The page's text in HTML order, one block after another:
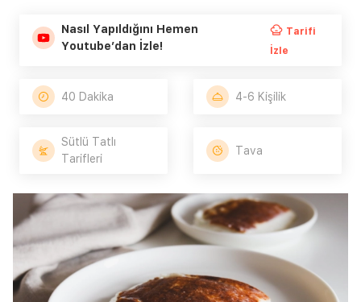
Nasıl Yapıldığını Hemen
Youtube’dan İzle!
Tarifi
İzle
40 Dakika 4-6 Kişilik
Sütlü Tatlı
Tarifleri
Tava